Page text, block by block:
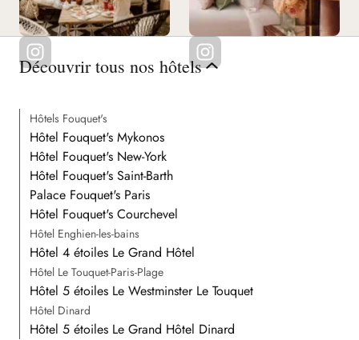
Découvrir tous nos hôtels
Hôtels Fouquet's
Hôtel Fouquet's Mykonos
Hôtel Fouquet's New-York
Hôtel Fouquet's Saint-Barth
Palace Fouquet's Paris
Hôtel Fouquet's Courchevel
Hôtel Enghien-les-bains
Hôtel 4 étoiles Le Grand Hôtel
Hôtel Le Touquet-Paris-Plage
Hôtel 5 étoiles Le Westminster Le Touquet
Hôtel Dinard
Hôtel 5 étoiles Le Grand Hôtel Dinard